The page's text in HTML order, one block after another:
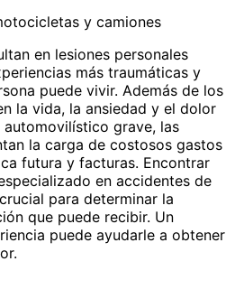
y camiones
en lesiones personales
más traumáticas y
puede vivir. Además de los
la vida, la ansiedad y el dolor
grave, las
la carga de costosos gastos
futura y facturas. Encontrar
en accidentes de
para determinar la
que puede recibir. Un
puede ayudarle a obtener